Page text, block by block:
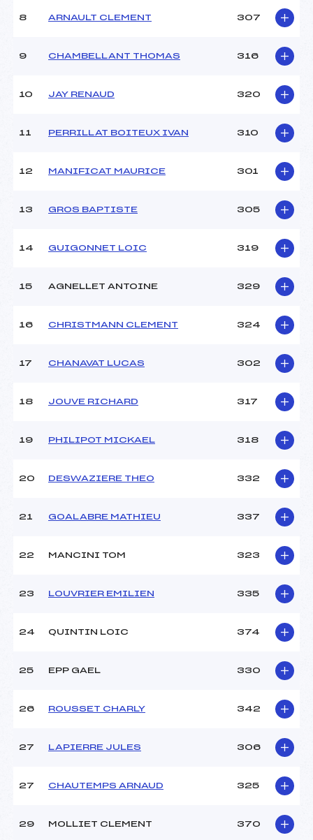
8 ARNAULT CLEMENT 307
9 CHAMBELLANT THOMAS 316
10 JAY RENAUD 320
11 PERRILLAT BOITEUX IVAN 310
12 MANIFICAT MAURICE 301
13 GROS BAPTISTE 305
14 GUIGONNET LOIC 319
15 AGNELLET ANTOINE 329
16 CHRISTMANN CLEMENT 324
17 CHANAVAT LUCAS 302
18 JOUVE RICHARD 317
19 PHILIPOT MICKAEL 318
20 DESWAZIERE THEO 332
21 GOALABRE MATHIEU 337
22 MANCINI TOM 323
23 LOUVRIER EMILIEN 335
24 QUINTIN LOIC 374
25 EPP GAEL 330
26 ROUSSET CHARLY 342
27 LAPIERRE JULES 306
27 CHAUTEMPS ARNAUD 325
29 MOLLIET CLEMENT 370